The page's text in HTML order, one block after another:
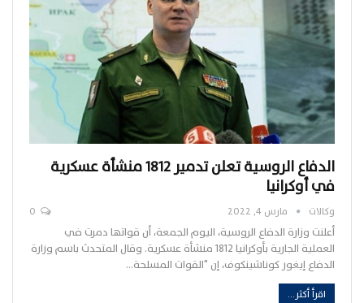
الدفاع الروسية تعلن تدمير 1812 منشأة عسكرية
في أوكرانيا
وكالات مارس 4, 2022
أعلنت وزارة الدفاع الروسية، اليوم الجمعة، أن قواتها دمرت في
العملية الجارية بأوكرانيا 1812 منشأة عسكرية. وقال المتحدث باسم وزارة
الدفاع إيغور كوناشينكوف، إن "القوات المسلحة…
اقرأ أكثر...